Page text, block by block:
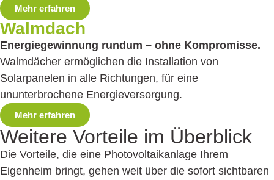
Mehr erfahren
Walmdach
Energiegewinnung rundum – ohne Kompromisse.
Walmdächer ermöglichen die Installation von
Solarpanelen in alle Richtungen, für eine
ununterbrochene Energie­versorgung.
Mehr erfahren
Weitere Vorteile im Überblick
Die Vorteile, die eine Photovoltaikanlage Ihrem
Eigenheim bringt, gehen weit über die sofort sichtbaren